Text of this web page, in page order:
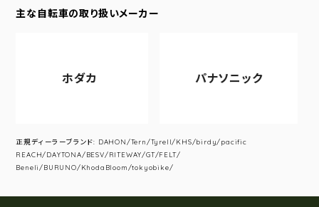
主な自転車の取り扱いメーカー
ホダカ パナソニック
正規ディーラーブランド: DAHON/Tern/Tyrell/KHS/birdy/pacific
REACH/DAYTONA/BESV/RITEWAY/GT/FELT/
Beneli/BURUNO/KhodaBloom/tokyobike/